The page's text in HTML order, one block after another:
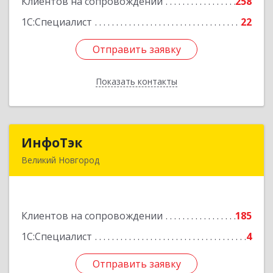
1С:Специалист
22
Отправить заявку
Показать контакты
Подробнее
Отправить заявку
Назад
ИнфоТэк
Великий Новгород
Клиентов на сопровождении
185
1С:Специалист
4
Отправить заявку
Подробнее
Отправить заявку